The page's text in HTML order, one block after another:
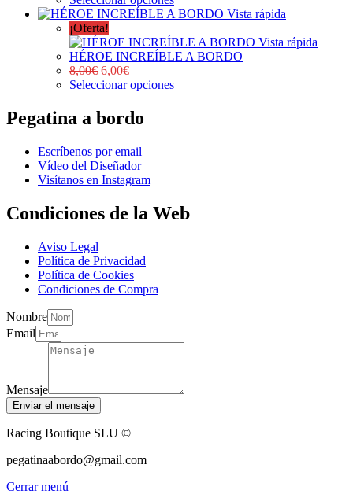
Vista rápida
¡Oferta!
Vista rápida
HÉROE INCREÍBLE A BORDO
8,00€ 6,00€
Seleccionar opciones
Pegatina a bordo
Escríbenos por email
Vídeo del Diseñador
Visítanos en Instagram
Condiciones de la Web
Aviso Legal
Política de Privacidad
Política de Cookies
Condiciones de Compra
Nombre
Email
Mensaje
Enviar el mensaje
Racing Boutique SLU ©
pegatinaabordo@gmail.com
Cerrar menú